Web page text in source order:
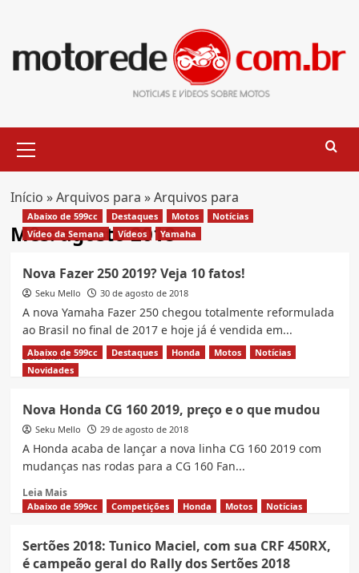
content
Menu
Início »Arquivos para »Arquivos para
Mês:agosto 2018
Abaixo de 599cc Destaques Motos
Notícias
Vídeo da Semana
Vídeos Yamaha
Nova Fazer 250 2019? Veja 10 fatos!
Seku Mello 30 de agosto de 2018
A nova Yamaha Fazer 250 chegou totalmente reformulada
ao Brasil no final de 2017 e hoje já é vendida em...
Leia MaisRead
more
Fazer
250
2019?
fatos!
Abaixo de 599cc Destaques Honda Motos
Notícias
Novidades
Nova Honda CG 160 2019, preço e o que mudou
Seku Mello 29 de agosto de 2018
A Honda acaba de lançar a nova linha CG 160 2019 com
mudanças nas rodas para a CG 160 Fan...
Leia MaisRead
more
Honda
CG
Abaixo de 599cc Competições Honda Motos Notícias
Sertões 2018: Tunico Maciel, com sua CRF 450RX,
é campeão geral do Rally dos Sertões 2018